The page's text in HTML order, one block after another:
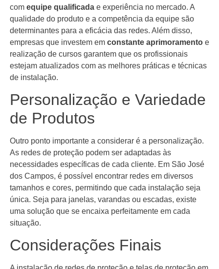
com equipe qualificada e experiência no mercado. A
qualidade do produto e a competência da equipe são
determinantes para a eficácia das redes. Além disso,
empresas que investem em constante aprimoramento e
realização de cursos garantem que os profissionais
estejam atualizados com as melhores práticas e técnicas
de instalação.
Personalização e Variedade
de Produtos
Outro ponto importante a considerar é a personalização.
As redes de proteção podem ser adaptadas às
necessidades específicas de cada cliente. Em São José
dos Campos, é possível encontrar redes em diversos
tamanhos e cores, permitindo que cada instalação seja
única. Seja para janelas, varandas ou escadas, existe
uma solução que se encaixa perfeitamente em cada
situação.
Considerações Finais